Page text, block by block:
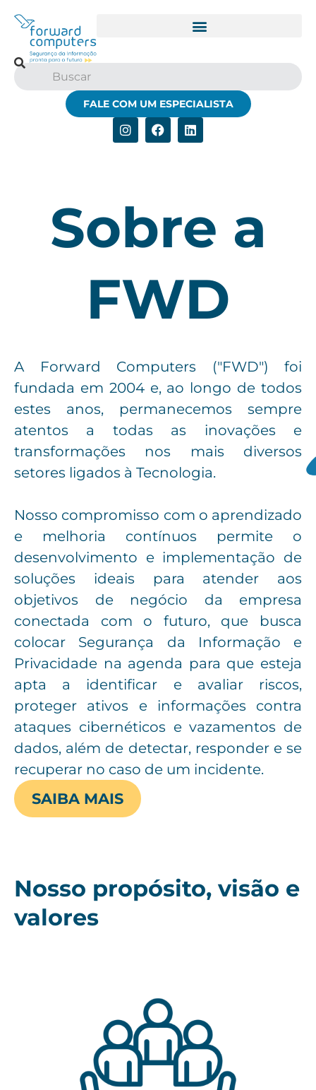
FALE COM UM ESPECIALISTA
Sobre a
FWD
A Forward Computers ("FWD") foi
fundada em 2004 e, ao longo de todos
estes anos, permanecemos sempre
atentos a todas as inovações e
transformações nos mais diversos
setores ligados à Tecnologia.
Nosso compromisso com o aprendizado
e melhoria contínuos permite o
desenvolvimento e implementação de
soluções ideais para atender aos
objetivos de negócio da empresa
conectada com o futuro, que busca
colocar Segurança da Informação e
Privacidade na agenda para que esteja
apta a identificar e avaliar riscos,
proteger ativos e informações contra
ataques cibernéticos e vazamentos de
dados, além de detectar, responder e se
recuperar no caso de um incidente.
SAIBA MAIS
Nosso propósito, visão e
valores